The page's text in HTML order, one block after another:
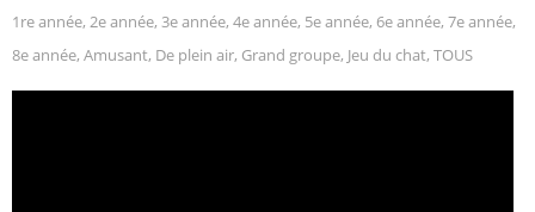
1re année, 2e année, 3e année, 4e année, 5e année, 6e année, 7e année,
8e année, Amusant, De plein air, Grand groupe, Jeu du chat, TOUS